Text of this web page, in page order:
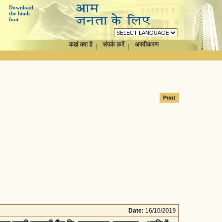
Download
the hindi
font
कहां क्या है संपर्क करें अस्वीकरण
Date: 16/10/2019